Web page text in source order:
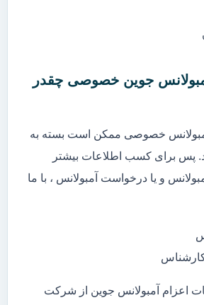
جوین خصوصی چقدر
آمبولانس خصوصی ممکن است بسته به
پس برای کسب اطلاعات بیشتر
و یا درخواست آمبولانس ، با ما
کارشناس
اعزام آمبولانس جوین از شرکت